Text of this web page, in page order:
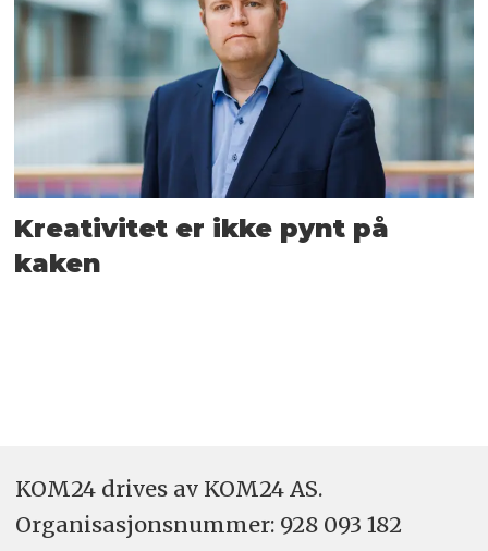
Kreativitet er ikke pynt på
kaken
KOM24 drives av KOM24 AS.
Organisasjons­nummer: 928 093 182